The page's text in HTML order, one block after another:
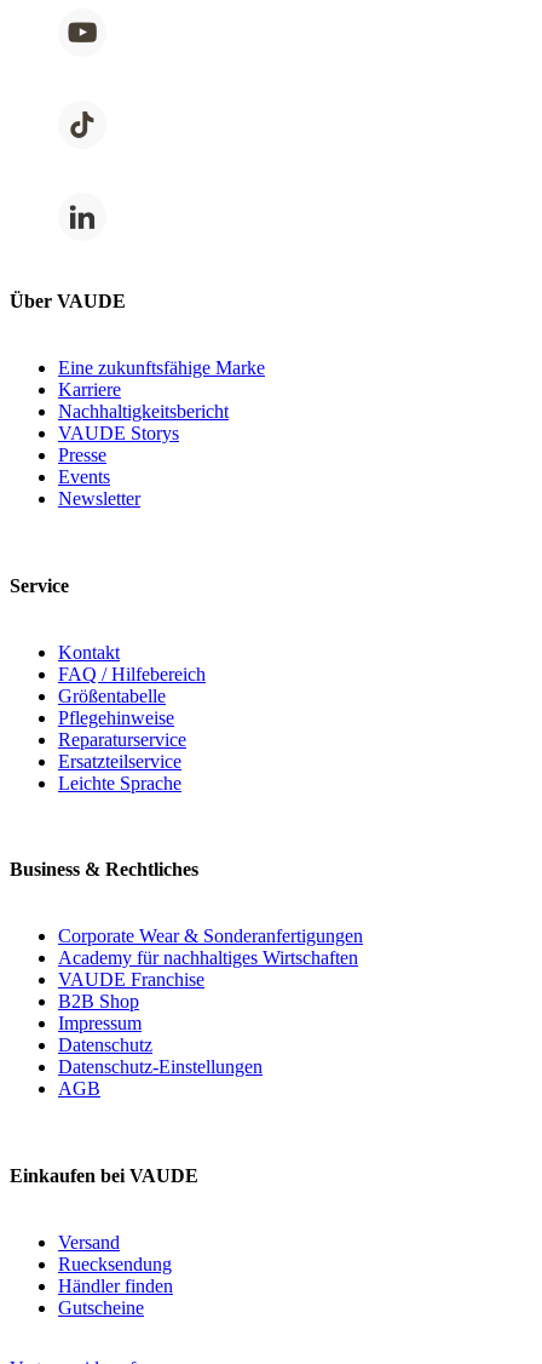
Über VAUDE
Eine zukunftsfähige Marke
Karriere
Nachhaltigkeitsbericht
VAUDE Storys
Presse
Events
Newsletter
Service
Kontakt
FAQ / Hilfebereich
Größentabelle
Pflegehinweise
Reparaturservice
Ersatzteilservice
Leichte Sprache
Business & Rechtliches
Corporate Wear & Sonderanfertigungen
Academy für nachhaltiges Wirtschaften
VAUDE Franchise
B2B Shop
Impressum
Datenschutz
Datenschutz-Einstellungen
AGB
Einkaufen bei VAUDE
Versand
Ruecksendung
Händler finden
Gutscheine